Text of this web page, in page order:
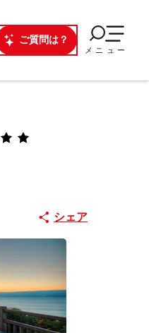
ご質問は？
メニュー
シェア